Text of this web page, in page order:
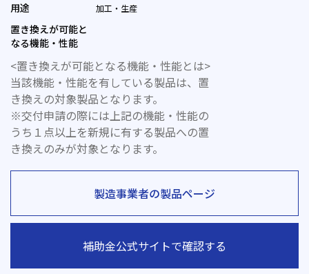
用途 加工・生産
置き換えが可能と
なる機能・性能
<置き換えが可能となる機能・性能とは>
当該機能・性能を有している製品は、置
き換えの対象製品となります。
※交付申請の際には上記の機能・性能の
うち１点以上を新規に有する製品への置
き換えのみが対象となります。
製造事業者の製品ページ
補助金公式サイトで確認する